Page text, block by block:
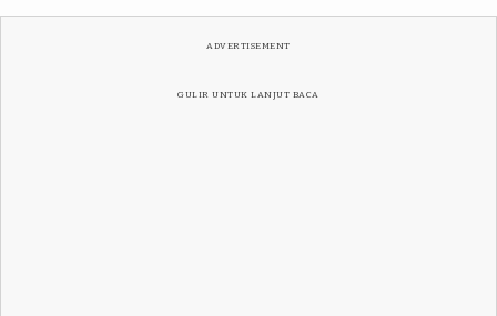
ADVERTISEMENT
GULIR UNTUK LANJUT BACA